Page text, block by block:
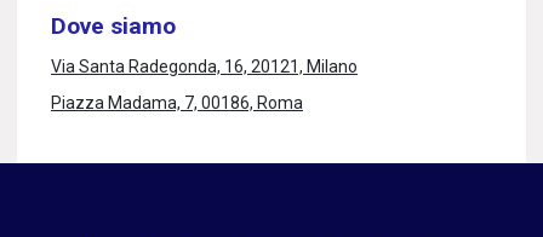
Dove siamo
Via Santa Radegonda, 16, 20121, Milano
Piazza Madama, 7, 00186, Roma